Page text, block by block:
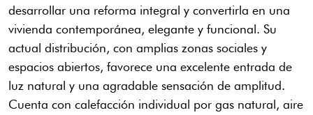
desarrollar una reforma integral y convertirla en una
vivienda contemporánea, elegante y funcional. Su
actual distribución, con amplias zonas sociales y
espacios abiertos, favorece una excelente entrada de
luz natural y una agradable sensación de amplitud.
Cuenta con calefacción individual por gas natural, aire